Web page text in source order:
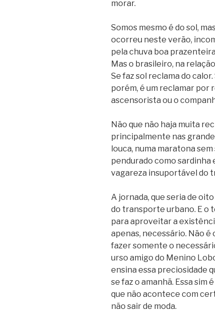
morar.
Somos mesmo é do sol,
ocorreu neste verão,
pela chuva boa
Mas o brasileiro, na
Se faz sol reclama do
porém, é um reclamar por
ascensorista ou o
Não que não haja muita
principalmente nas
louca, numa maratona
pendurado como sardinha
vagareza insuportável do
A jornada, que seria de
do transporte urbano. E o
para aproveitar a
apenas, necessário. Não é
fazer somente o
urso amigo do Menino
ensina essa preciosidade
se faz o amanhã. Essa sim
que não acontece com
não sair de moda.